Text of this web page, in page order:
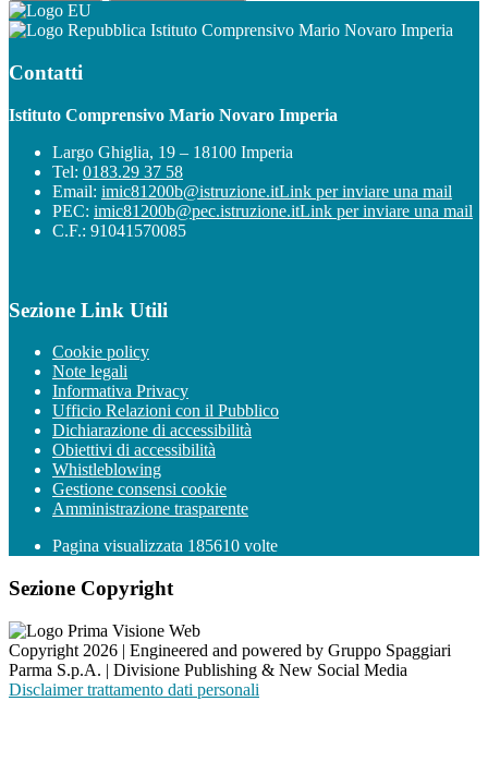
Istituto Comprensivo Mario Novaro Imperia
Contatti
Istituto Comprensivo Mario Novaro Imperia
Largo Ghiglia, 19 – 18100 Imperia
Tel: 0183.29 37 58
Email: imic81200b@istruzione.itLink per inviare una mail
PEC: imic81200b@pec.istruzione.itLink per inviare una mail
C.F.: 91041570085
Sezione Link Utili
Cookie policy
Note legali
Informativa Privacy
Ufficio Relazioni con il Pubblico
Dichiarazione di accessibilità
Obiettivi di accessibilità
Whistleblowing
Gestione consensi cookie
Amministrazione trasparente
Pagina visualizzata 185610 volte
Sezione Copyright
Copyright 2026 | Engineered and powered by Gruppo Spaggiari
Parma S.p.A. | Divisione Publishing & New Social Media
Disclaimer trattamento dati personali